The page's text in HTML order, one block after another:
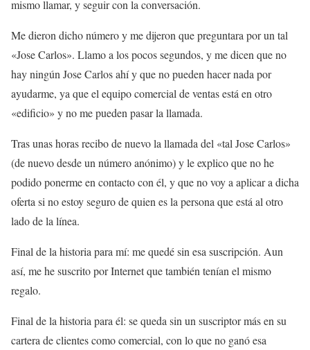
mismo llamar, y seguir con la conversación.
Me dieron dicho número y me dijeron que preguntara por un tal
«Jose Carlos». Llamo a los pocos segundos, y me dicen que no
hay ningún Jose Carlos ahí y que no pueden hacer nada por
ayudarme, ya que el equipo comercial de ventas está en otro
«edificio» y no me pueden pasar la llamada.
Tras unas horas recibo de nuevo la llamada del «tal Jose Carlos»
(de nuevo desde un número anónimo) y le explico que no he
podido ponerme en contacto con él, y que no voy a aplicar a dicha
oferta si no estoy seguro de quien es la persona que está al otro
lado de la línea.
Final de la historia para mí: me quedé sin esa suscripción. Aun
así, me he suscrito por Internet que también tenían el mismo
regalo.
Final de la historia para él: se queda sin un suscriptor más en su
cartera de clientes como comercial, con lo que no ganó esa